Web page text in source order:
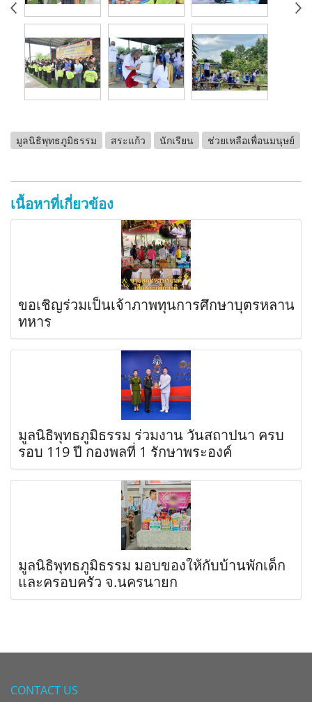
มูลนิธิพุทธภูมิธรรม สระแก้ว นักเรียน ช่วยเหลือเพื่อนมนุษย์
เนื้อหาที่เกี่ยวข้อง
ขอเชิญร่วมเป็นเจ้าภาพทุนการศึกษาบุตรหลาน
ทหาร
มูลนิธิพุทธภูมิธรรม ร่วมงาน วันสถาปนา ครบ
รอบ 119 ปี กองพลที่ 1 รักษาพระองค์
มูลนิธิพุทธภูมิธรรม มอบของให้กับบ้านพักเด็ก
และครอบครัว จ.นครนายก
CONTACT US